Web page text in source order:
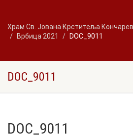
Храм Св. Јована Крститеља
Врбица 2021
DOC_9011
DOC_9011
DOC_9011